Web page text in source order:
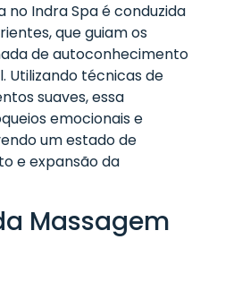
Indra Spa é conduzida
que guiam os
de autoconhecimento
Utilizando técnicas de
suaves, essa
emocionais e
um estado de
e expansão da
Massagem